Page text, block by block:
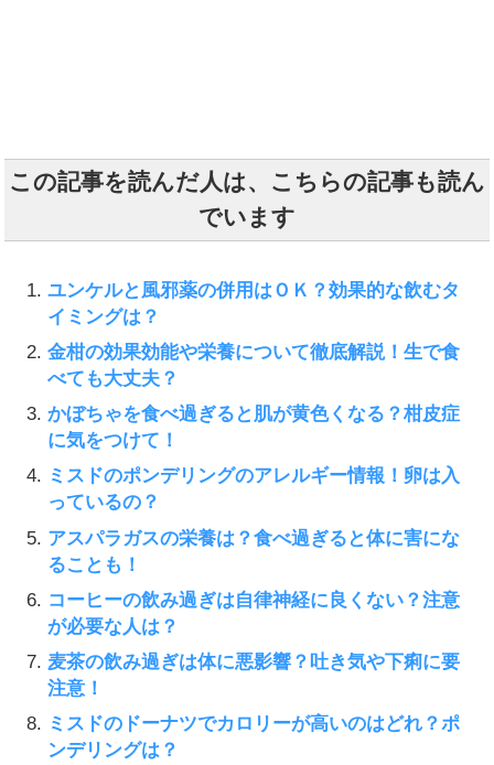
この記事を読んだ人は、こちらの記事も読ん
でいます
ユンケルと風邪薬の併用はＯＫ？効果的な飲むタ
イミングは？
金柑の効果効能や栄養について徹底解説！生で食
べても大丈夫？
かぼちゃを食べ過ぎると肌が黄色くなる？柑皮症
に気をつけて！
ミスドのポンデリングのアレルギー情報！卵は入
っているの？
アスパラガスの栄養は？食べ過ぎると体に害にな
ることも！
コーヒーの飲み過ぎは自律神経に良くない？注意
が必要な人は？
麦茶の飲み過ぎは体に悪影響？吐き気や下痢に要
注意！
ミスドのドーナツでカロリーが高いのはどれ？ポ
ンデリングは？